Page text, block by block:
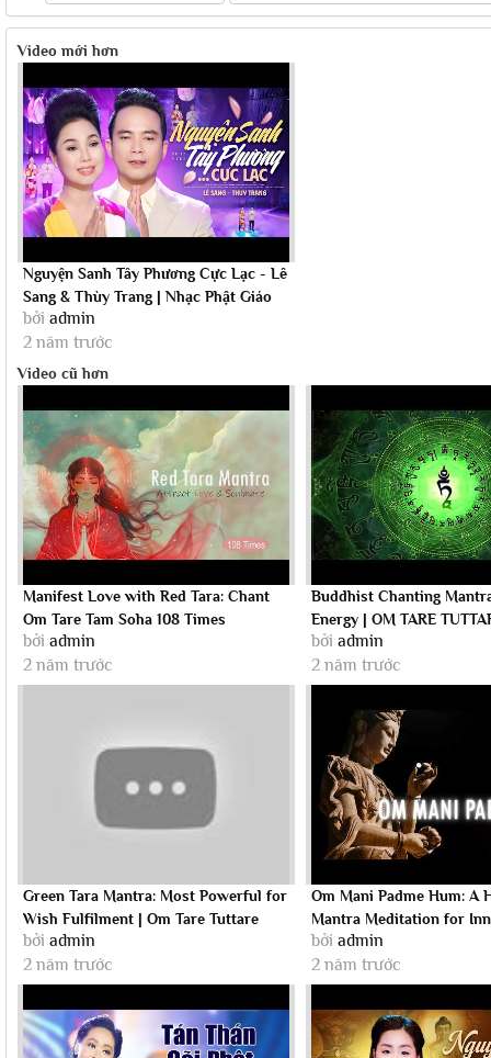
Video mới hơn
Nguyện Sanh Tây Phương Cực Lạc - Lê
Sang & Thùy Trang | Nhạc Phật Giáo
Mới...
bởi admin
2 năm trước
Video cũ hơn
Manifest Love with Red Tara: Chant
Om Tare Tam Soha 108 Times
bởi admin
2 năm trước
Buddhist Chanting
Energy | OM TARE
SOHA Green...
bởi admin
2 năm trước
Green Tara Mantra: Most Powerful for
Wish Fulfilment | Om Tare Tuttare
Ture...
bởi admin
2 năm trước
Om Mani Padme Hum: A
Mantra Meditation for
bởi admin
2 năm trước